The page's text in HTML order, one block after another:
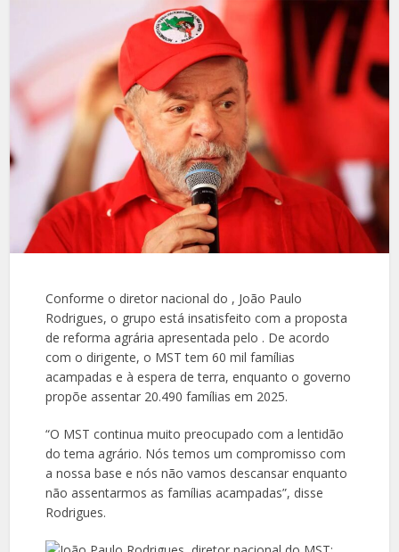
Conforme o diretor nacional do , João Paulo
Rodrigues, o grupo está insatisfeito com a proposta
de reforma agrária apresentada pelo . De acordo
com o dirigente, o MST tem 60 mil famílias
acampadas e à espera de terra, enquanto o governo
propõe assentar 20.490 famílias em 2025.
“O MST continua muito preocupado com a lentidão
do tema agrário. Nós temos um compromisso com
a nossa base e nós não vamos descansar enquanto
não assentarmos as famílias acampadas”, disse
Rodrigues.